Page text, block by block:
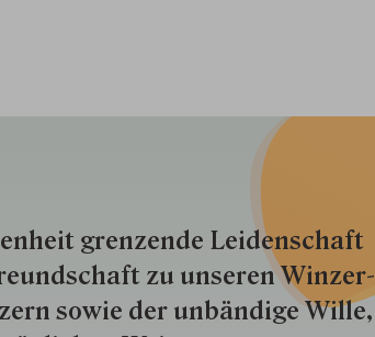
gren­zende Lei­den­schaft
zu unseren Win­zer­
so­wie der un­bän­dige Wille,